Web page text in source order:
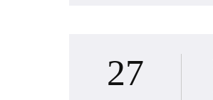
27